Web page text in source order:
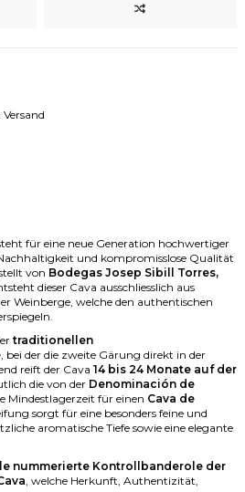
für eine neue Generation hochwertiger
und kompromisslose Qualität
von Bodegas Josep Sibill Torres,
dieser Cava ausschliesslich aus
Weinberge, welche den authentischen
traditionellen
, bei der die zweite Gärung direkt in der
reift der Cava 14 bis 24 Monate auf der
die von der Denominación de
Mindestlagerzeit für einen Cava de
sorgt für eine besonders feine und
aromatische Tiefe sowie eine elegante
nummerierte Kontrollbanderole der
, welche Herkunft, Authentizität,